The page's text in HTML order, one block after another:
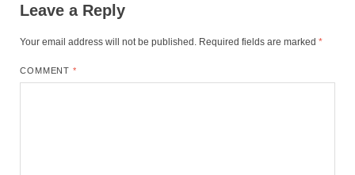
Leave a Reply
Your email address will not be published. Required fields are marked *
COMMENT*